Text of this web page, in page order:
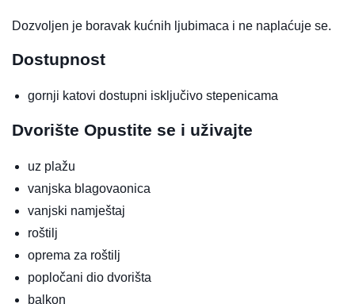
Dozvoljen je boravak kućnih ljubimaca i ne naplaćuje se.
Dostupnost
gornji katovi dostupni isključivo stepenicama
Dvorište Opustite se i uživajte
uz plažu
vanjska blagovaonica
vanjski namještaj
roštilj
oprema za roštilj
popločani dio dvorišta
balkon